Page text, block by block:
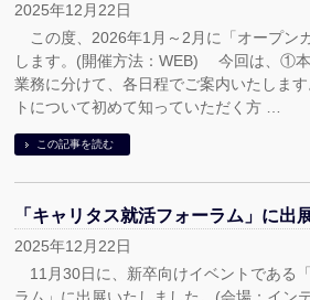
2025年12月22日
この度、2026年1月～2月に「オープン
します。(開催方法：WEB) 今回は、①
業務に分けて、各日程でご案内いたしま
トについて初めて知っていただく方 …
この記事を読む
「キャリタス就活フォーラム」に出
2025年12月22日
11月30日に、新卒向けイベントである